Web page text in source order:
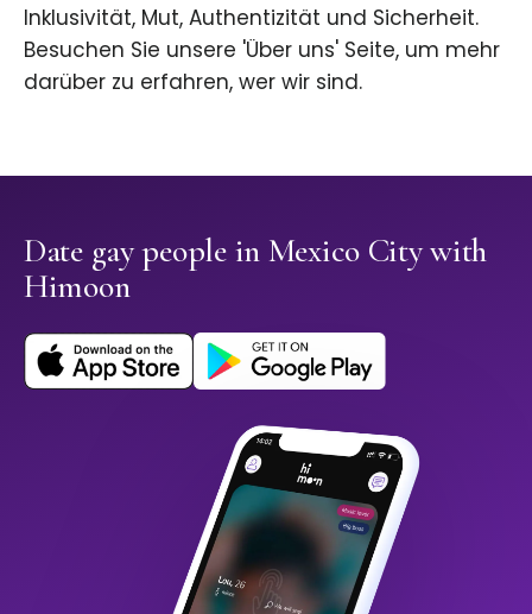
Inklusivität, Mut, Authentizität und Sicherheit.
Besuchen Sie unsere 'Über uns' Seite, um mehr
darüber zu erfahren, wer wir sind.
Date gay people in Mexico City with
Himoon